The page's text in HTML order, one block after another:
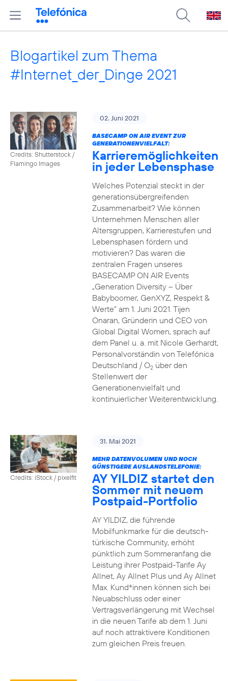
Blogartikel zum Thema
#Internet_der_Dinge 2021
Credits: Shutterstock /
Flamingo Images
02. Juni 2021
BASECAMP ON AIR EVENT ZUR
GENERATIONENVIELFALT:
Karrieremöglichkeiten
in jeder Lebensphase
Welches Potenzial steckt in der
generationsübergreifenden
Zusammenarbeit? Wie können
Unternehmen Menschen aller
Altersgruppen, Karrierestufen und
Lebensphasen fördern und
motivieren? Das waren die
zentralen Fragen unseres
BASECAMP ON AIR Events
„Generation Diversity – Über
Babyboomer, GenXYZ, Respekt &
Werte“ am 1. Juni 2021. Tijen
Onaran, Gründerin und CEO von
Global Digital Women, sprach auf
dem Panel u. a. mit Nicole Gerhardt,
Personalvorständin von Telefónica
Deutschland / O2über den
Stellenwert der
Generationenvielfalt und
kontinuierlicher Weiterentwicklung.
Credits: iStock / pixelfit
31. Mai 2021
MEHR DATENVOLUMEN UND NOCH
GÜNSTIGERE AUSLANDSTELEFONIE:
AY YILDIZ startet den
Sommer mit neuem
Postpaid-Portfolio
AY YILDIZ, die führende
Mobilfunkmarke für die deutsch-
türkische Community, erhöht
pünktlich zum Sommeranfang die
Leistung ihrer Postpaid-Tarife Ay
Allnet, Ay Allnet Plus und Ay Allnet
Max. Kund*innen können sich bei
Neuabschluss oder einer
Vertragsverlängerung mit Wechsel
in die neuen Tarife ab dem 1. Juni
auf noch attraktivere Konditionen
zum gleichen Preis freuen.